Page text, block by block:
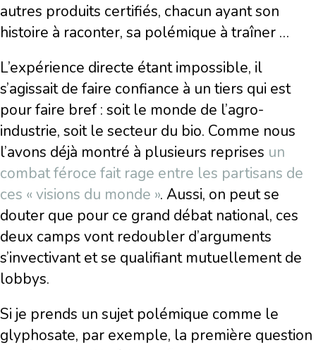
autres produits certifiés, chacun ayant son
histoire à raconter, sa polémique à traîner …
L’expérience directe étant impossible, il
s’agissait de faire confiance à un tiers qui est
pour faire bref : soit le monde de l’agro-
industrie, soit le secteur du bio. Comme nous
l’avons déjà montré à plusieurs reprises un
combat féroce fait rage entre les partisans de
ces « visions du monde ». Aussi, on peut se
douter que pour ce grand débat national, ces
deux camps vont redoubler d’arguments
s’invectivant et se qualifiant mutuellement de
lobbys.
Si je prends un sujet polémique comme le
glyphosate, par exemple, la première question